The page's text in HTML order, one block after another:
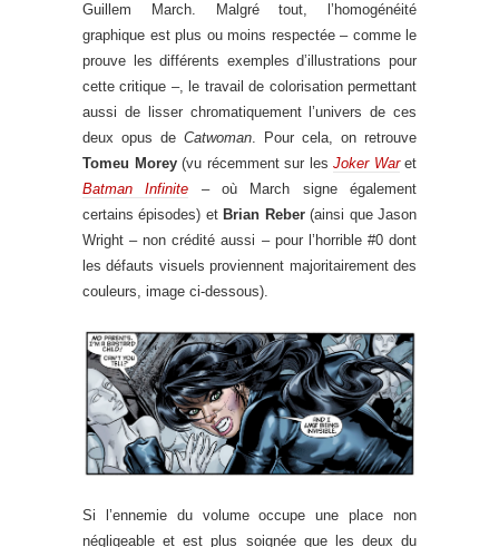
Guillem March. Malgré tout, l’homogénéité
graphique est plus ou moins respectée – comme le
prouve les différents exemples d’illustrations pour
cette critique –, le travail de colorisation permettant
aussi de lisser chromatiquement l’univers de ces
deux opus de Catwoman. Pour cela, on retrouve
Tomeu Morey(vu récemment sur les Joker Waret
Batman Infinite – où March signe également
certains épisodes) et Brian Reber(ainsi que Jason
Wright – non crédité aussi – pour l’horrible #0 dont
les défauts visuels proviennent majoritairement des
couleurs, image ci-dessous).
Si l’ennemie du volume occupe une place non
négligeable et est plus soignée que les deux du